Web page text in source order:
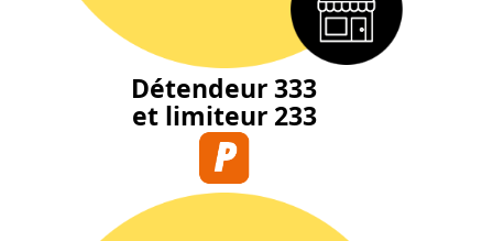
Détendeur 333
et limiteur 233